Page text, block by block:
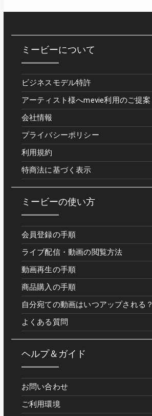
ミービーについて
ビジネスモデル特許
アーティスト様へmevie利用のご提案
会社情報
プライバシーポリシー
利用規約
特商法に基づく表示
ミービーの使い方
会員登録の手順
ライブ配信・動画の閲覧方法
動画再生の手順
商品購入の手順
自分宛ての動画はいつアップされる？
よくある質問
ヘルプ＆ガイド
お問い合わせ
ご利用環境